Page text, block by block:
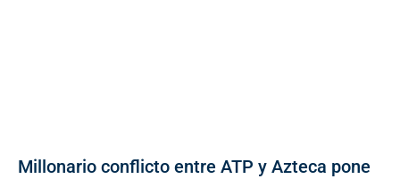
Millonario conflicto entre ATP y Azteca pone